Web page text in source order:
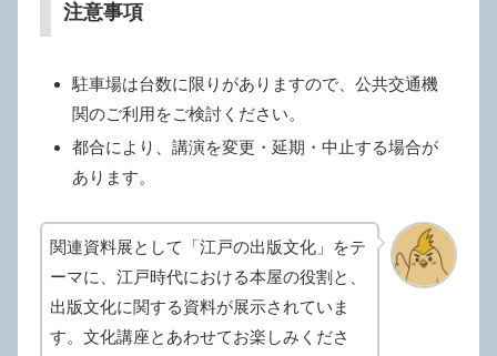
注意事項
駐車場は台数に限りがありますので、公共交通機
関のご利用をご検討ください。
都合により、講演を変更・延期・中止する場合が
あります。
関連資料展として「江戸の出版文化」をテ
ーマに、江戸時代における本屋の役割と、
出版文化に関する資料が展示されていま
す。文化講座とあわせてお楽しみくださ